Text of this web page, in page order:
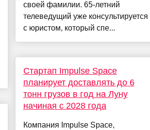
своей фамилии. 65-летний
телеведущий уже консультируется
с юристом, который спе...
Стартап Impulse Space
планирует доставлять до 6
тонн грузов в год на Луну
начиная с 2028 года
Компания Impulse Space,